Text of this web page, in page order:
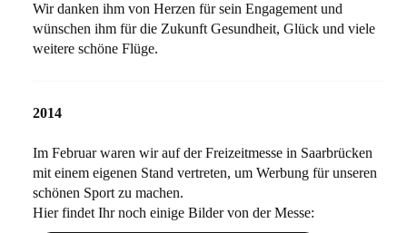
Wir danken ihm von Herzen für sein Engagement und
wünschen ihm für die Zukunft Gesundheit, Glück und viele
weitere schöne Flüge.
2014
Im Februar waren wir auf der Freizeitmesse in Saarbrücken
mit einem eigenen Stand vertreten, um Werbung für unseren
schönen Sport zu machen.
Hier findet Ihr noch einige Bilder von der Messe: